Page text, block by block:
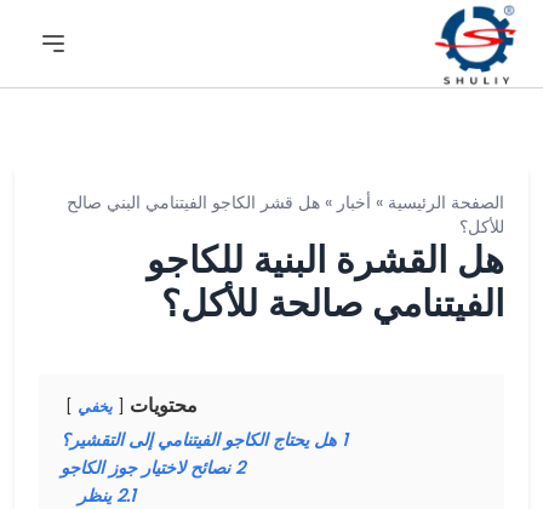
الصفحة الرئيسية » أخبار » هل قشر الكاجو الفيتنامي البني صالح
للأكل؟
هل القشرة البنية للكاجو
الفيتنامي صالحة للأكل؟
محتويات يخفي
1 هل يحتاج الكاجو الفيتنامي إلى التقشير؟
2 نصائح لاختيار جوز الكاجو
2.1 ينظر